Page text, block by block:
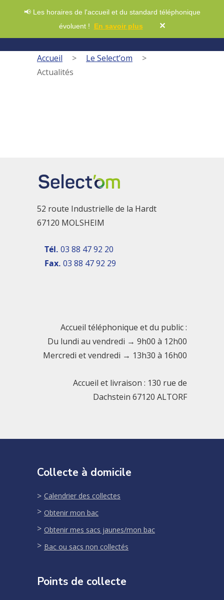
📢 Les horaires de l'accueil et du standard téléphonique
évoluent ! En savoir plus ✕
Accueil > Le Select’om
>
Actualités
52 route Industrielle de la Hardt
67120 MOLSHEIM
Tél. 03 88 47 92 20
Fax. 03 88 47 92 29
Accueil téléphonique et du public :
Du lundi au vendredi → 9h00 à 12h00
Mercredi et vendredi → 13h30 à 16h00
Accueil et livraison : 130 rue de
Dachstein 67120 ALTORF
Collecte à domicile
Calendrier des collectes
Obtenir mon bac
Obtenir mes sacs jaunes/mon bac
Bac ou sacs non collectés
Points de collecte